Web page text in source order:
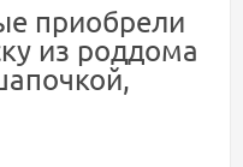
приобрели
из роддома